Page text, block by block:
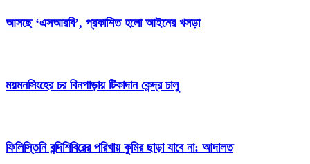
আসছে ‘এসআরবি’, প্রকাশিত হলো আইনের খসড়া
ময়মনসিংহের চর বিনপাড়ায় টিকাদান কেন্দ্র চালু
ফিলিস্তিনি বন্দিশিবিরের পরিখায় কুমির ছাড়া যাবে না: আদালত